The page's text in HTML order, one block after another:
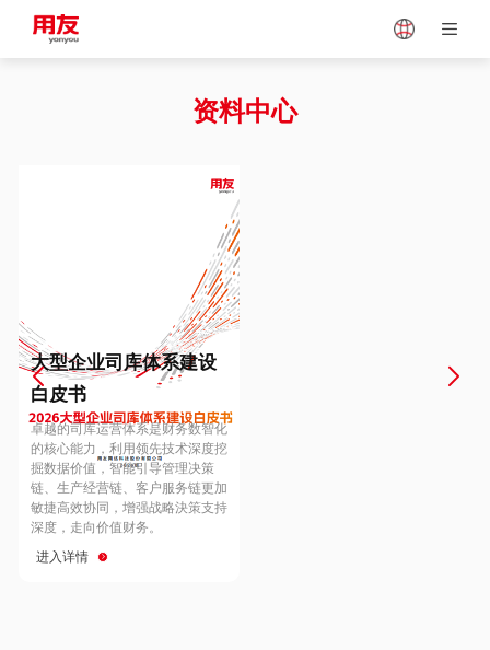
Vietnam
Europe
Hungary
Hong Kong
资料中心
大型企业司库体系建设
白皮书
卓越的司库运营体系是财务数智化
的核心能力，利用领先技术深度挖
掘数据价值，智能引导管理决策
链、生产经营链、客户服务链更加
敏捷高效协同，增强战略決策支持
深度，走向价值财务。
进入详情